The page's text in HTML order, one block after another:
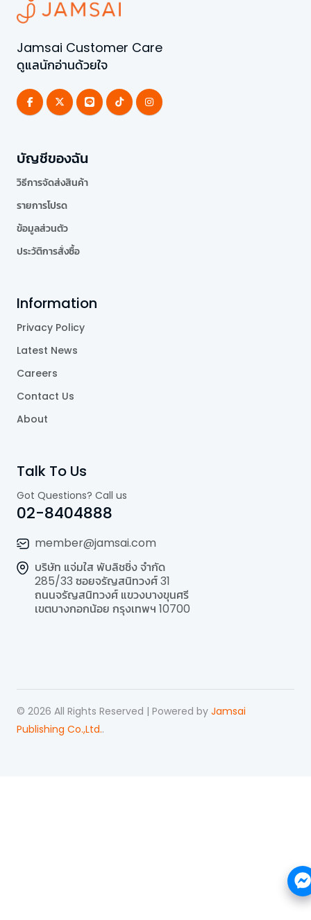
Jamsai Customer Care
ดูแลนักอ่านด้วยใจ
บัญชีของฉัน
วิธีการจัดส่งสินค้า
รายการโปรด
ข้อมูลส่วนตัว
ประวัติการสั่งซื้อ
Information
Privacy Policy
Latest News
Careers
Contact Us
About
Talk To Us
Got Questions? Call us
02-8404888
member@jamsai.com
บริษัท แจ่มใส พับลิชชิ่ง จำกัด
285/33 ซอยจรัญสนิทวงศ์ 31
ถนนจรัญสนิทวงศ์ แขวงบางขุนศรี
เขตบางกอกน้อย กรุงเทพฯ 10700
© 2026 All Rights Reserved | Powered by Jamsai
Publishing Co.,Ltd..